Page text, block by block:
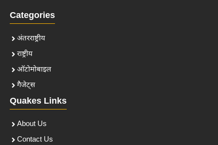
Categories
अंतरराष्ट्रीय
राष्ट्रीय
ऑटोमोबाइल
गैजेट्स
Quakes Links
About Us
Contact Us